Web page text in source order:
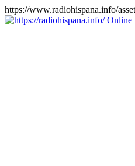
https://www.radiohispana.info/
Online